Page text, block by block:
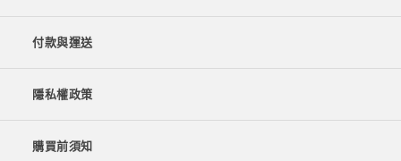
付款與運送
隱私權政策
購買前須知